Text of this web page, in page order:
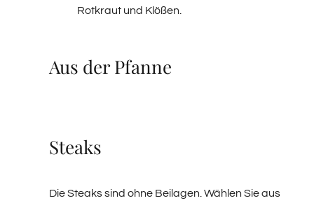
Rotkraut und Klößen.
Aus der Pfanne
Steaks
Die Steaks sind ohne Beilagen. Wählen Sie aus